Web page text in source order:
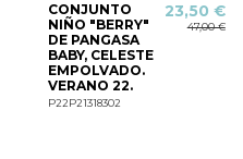
CONJUNTO
NIÑO "BERRY"
DE PANGASA
BABY, CELESTE
EMPOLVADO.
VERANO 22.
P22P21318302
23,50 €
47,00 €